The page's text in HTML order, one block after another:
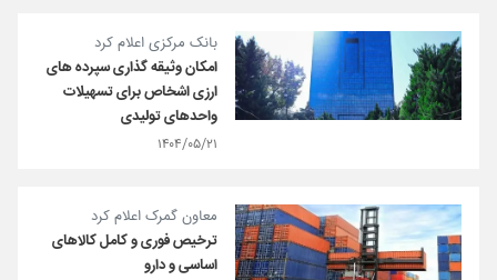
بانک مرکزی اعلام کرد
امکان وثیقه گذاری سپرده های
ارزی اشخاص برای تسهیلات
واحدهای تولیدی
۱۴۰۴/۰۵/۲۱
معاون گمرک اعلام کرد
ترخیص فوری و کامل کالاهای
اساسی و دارو